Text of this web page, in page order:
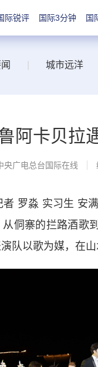
际锐评 国际3分钟 国
城市远洋
阿卡贝拉
央广电总台国际在线
罗淼 实习生 安满
侗寨的拦路酒歌
队以歌为媒，在山